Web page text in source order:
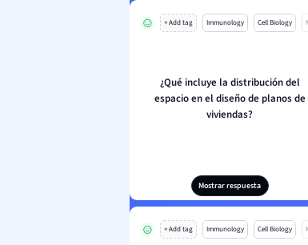
+ Add tag Immunology Cell Biology
¿Qué incluye la distribución del
espacio en el diseño de planos de
viviendas?
Mostrar respuesta
+ Add tag Immunology Cell Biology